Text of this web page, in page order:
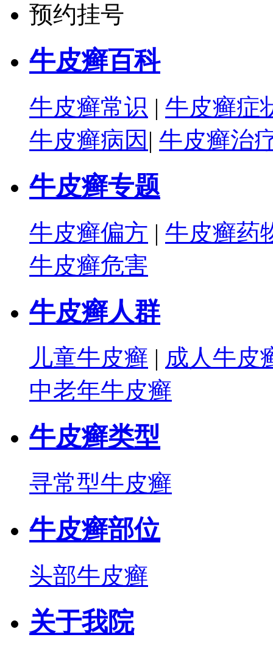
预约挂号
牛皮癣百科
牛皮癣常识 | 牛皮癣症
牛皮癣病因 | 牛皮癣治
牛皮癣专题
牛皮癣偏方 | 牛皮癣药
牛皮癣危害
牛皮癣人群
儿童牛皮癣 | 成人牛皮
中老年牛皮癣
牛皮癣类型
寻常型牛皮癣
牛皮癣部位
头部牛皮癣
关于我院